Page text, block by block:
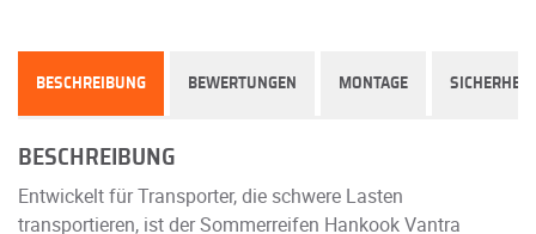
BESCHREIBUNG BEWERTUNGEN MONTAGE SICHERHEIT
BESCHREIBUNG
Entwickelt für Transporter, die schwere Lasten
transportieren, ist der Sommerreifen Hankook Vantra